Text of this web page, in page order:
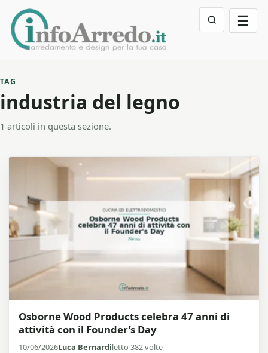
☰
TAG
industria del legno
1 articoli in questa sezione.
Osborne Wood Products celebra 47 anni di
attività con il Founder’s Day
10/06/2026Luca Bernardiletto 382 volte